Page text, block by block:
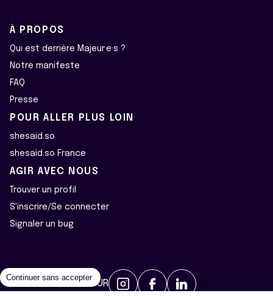
À PROPOS
Qui est derrière Majeur·e·s ?
Notre manifeste
FAQ
Presse
POUR ALLER PLUS LOIN
shesaid.so
shesaid.so France
AGIR AVEC NOUS
Trouver un profil
S'inscrire/Se connecter
Signaler un bug
RETROUVEZ-NOUS SUR